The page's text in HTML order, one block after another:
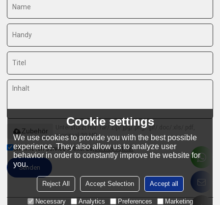
Unterstützt nur .rar/.zip/.jpg/.png/.gif/.doc/.xls/.pdf,
maximal 20 MB
Zubehör
Stimme ich Service-Artikel zu,Service-Artikel
Senden
Cookie settings
We use cookies to provide you with the best possible
experience. They also allow us to analyze user
behavior in order to constantly improve the website for
you.
Reject All Accept Selection Accept all
Necessary Analytics Preferences Marketing